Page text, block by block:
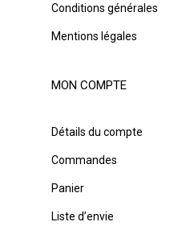
Conditions générales
Mentions légales
MON COMPTE
Détails du compte
Commandes
Panier
Liste d’envie